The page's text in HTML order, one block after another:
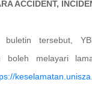
ACCIDENT,
tersebut,
boleh melayari